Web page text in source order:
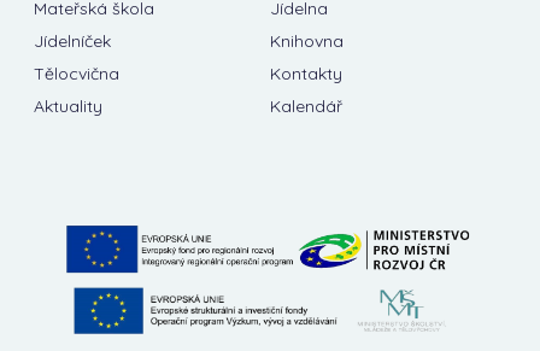
Mateřská škola
Jídelna
Jídelníček
Knihovna
Tělocvična
Kontakty
Aktuality
Kalendář